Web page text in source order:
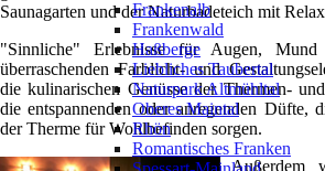
Saunagarten und der Naturbadeteich mit
"Sinnliche" Erlebnisse für Augen,
überraschenden Farblicht- und
die kulinarischen Genüsse der Thermen-
die entspannenden oder anregenden Düfte,
der Therme für Wohlbefinden sorgen.
Außerdem
Frankenalb
Frankenwald
Haßberge
Liebliches Taubertal
Naturpark Altmühltal
Oberes Maintal
Rhön
Romantisches Franken